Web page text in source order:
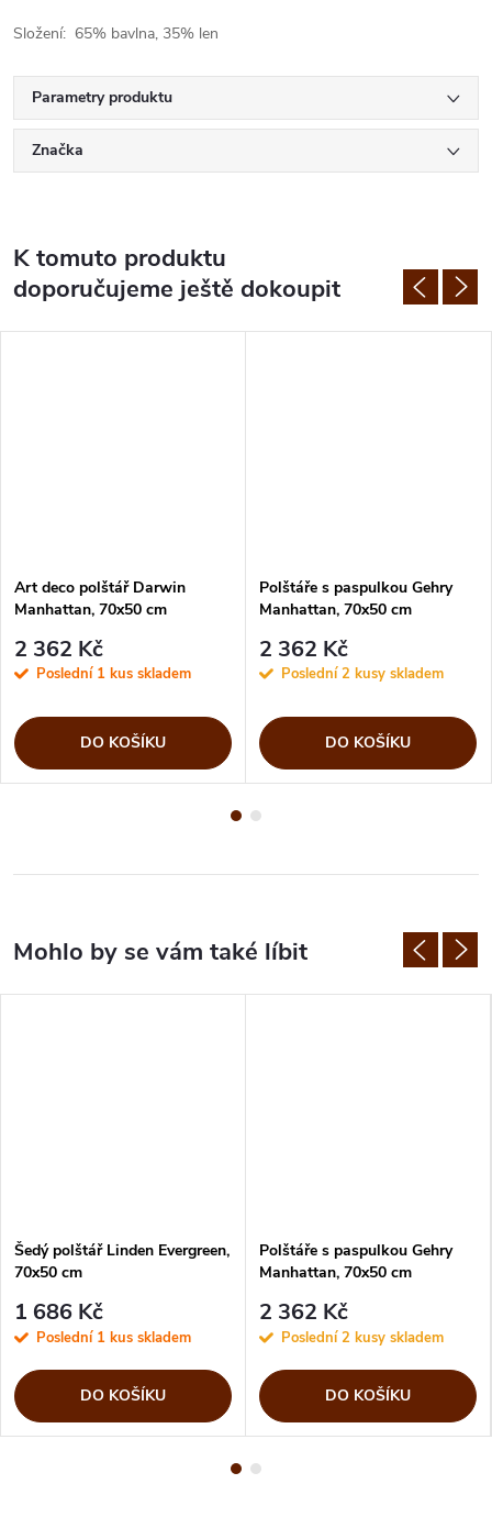
Složení: 65% bavlna, 35% len
Parametry produktu
Značka
K tomuto produktu
doporučujeme ještě dokoupit
Art deco polštář Darwin
Manhattan, 70x50 cm
2 362 Kč
Poslední 1 kus skladem
DO KOŠÍKU
Polštáře s paspulkou Gehry
Manhattan, 70x50 cm
2 362 Kč
Poslední 2 kusy skladem
DO KOŠÍKU
Šedý polštář Linden Evergreen,
70x50 cm
1 686 Kč
Poslední 1 kus skladem
DO KOŠÍKU
Polštáře s paspulkou Gehry
Manhattan, 70x50 cm
2 362 Kč
Poslední 2 kusy skladem
DO KOŠÍKU